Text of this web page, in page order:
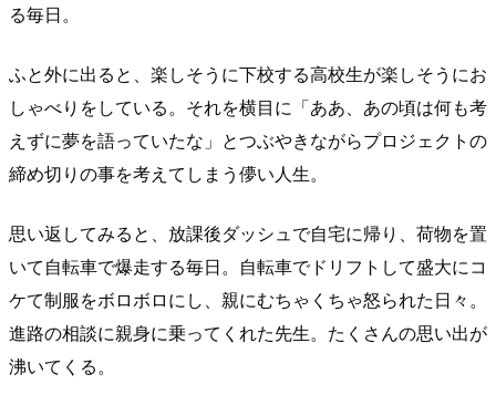
る毎日。
ふと外に出ると、楽しそうに下校する高校生が楽しそうにお
しゃべりをしている。それを横目に「ああ、あの頃は何も考
えずに夢を語っていたな」とつぶやきながらプロジェクトの
締め切りの事を考えてしまう儚い人生。
思い返してみると、放課後ダッシュで自宅に帰り、荷物を置
いて自転車で爆走する毎日。自転車でドリフトして盛大にコ
ケて制服をボロボロにし、親にむちゃくちゃ怒られた日々。
進路の相談に親身に乗ってくれた先生。たくさんの思い出が
沸いてくる。